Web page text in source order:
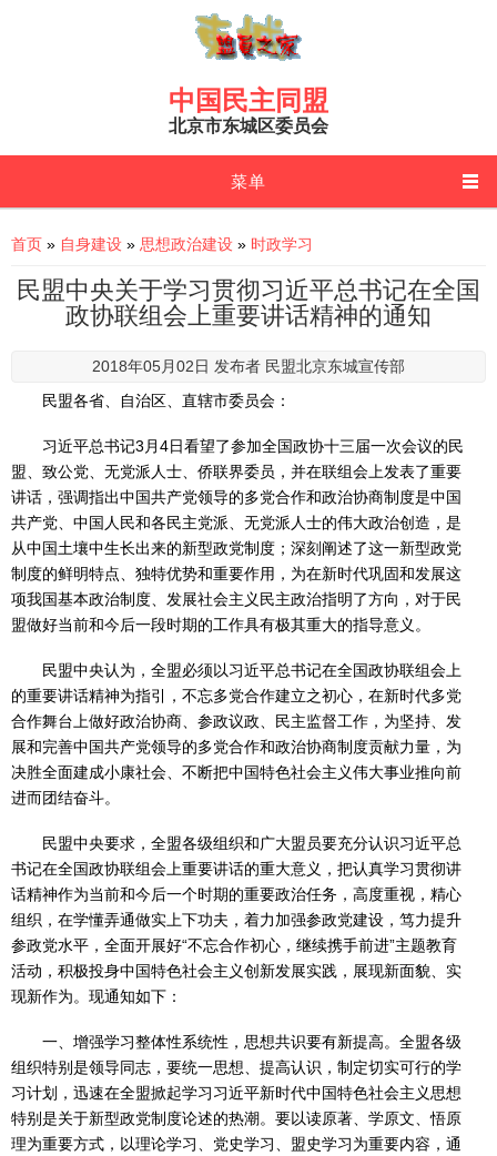
中国民主同盟
北京市东城区委员会
菜单
You are here
首页 » 自身建设 » 思想政治建设 » 时政学习
民盟中央关于学习贯彻习近平总书记在全国
政协联组会上重要讲话精神的通知
2018年05月02日 发布者 民盟北京东城宣传部
民盟各省、自治区、直辖市委员会：
​习近平总书记3月4日看望了参加全国政协十三届一次会议的民
盟、致公党、无党派人士、侨联界委员，并在联组会上发表了重要
讲话，强调指出中国共产党领导的多党合作和政治协商制度是中国
共产党、中国人民和各民主党派、无党派人士的伟大政治创造，是
从中国土壤中生长出来的新型政党制度；深刻阐述了这一新型政党
制度的鲜明特点、独特优势和重要作用，为在新时代巩固和发展这
项我国基本政治制度、发展社会主义民主政治指明了方向，对于民
盟做好当前和今后一段时期的工作具有极其重大的指导意义。
民盟中央认为，全盟必须以习近平总书记在全国政协联组会上
的重要讲话精神为指引，不忘多党合作建立之初心，在新时代多党
合作舞台上做好政治协商、参政议政、民主监督工作，为坚持、发
展和完善中国共产党领导的多党合作和政治协商制度贡献力量，为
决胜全面建成小康社会、不断把中国特色社会主义伟大事业推向前
进而团结奋斗。
民盟中央要求，全盟各级组织和广大盟员要充分认识习近平总
书记在全国政协联组会上重要讲话的重大意义，把认真学习贯彻讲
话精神作为当前和今后一个时期的重要政治任务，高度重视，精心
组织，在学懂弄通做实上下功夫，着力加强参政党建设，笃力提升
参政党水平，全面开展好“不忘合作初心，继续携手前进”主题教育
活动，积极投身中国特色社会主义创新发展实践，展现新面貌、实
现新作为。现通知如下：
一、增强学习整体性系统性，思想共识要有新提高。全盟各级
组织特别是领导同志，要统一思想、提高认识，制定切实可行的学
习计划，迅速在全盟掀起学习习近平新时代中国特色社会主义思想
特别是关于新型政党制度论述的热潮。要以读原著、学原文、悟原
理为重要方式，以理论学习、党史学习、盟史学习为重要内容，通